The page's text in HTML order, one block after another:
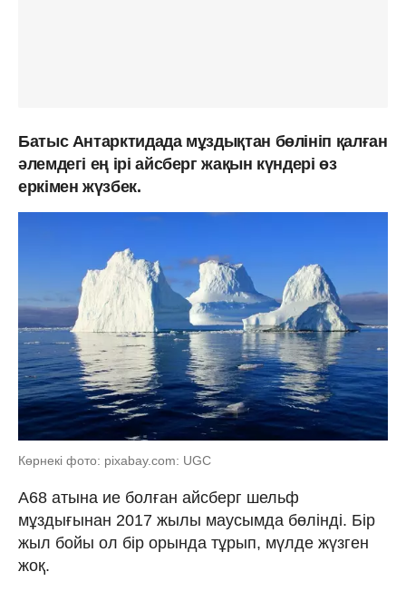
Батыс Антарктидада мұздықтан бөлініп қалған
әлемдегі ең ірі айсберг жақын күндері өз
еркімен жүзбек.
Көрнекі фото: pixabay.com: UGC
А68 атына ие болған айсберг шельф
мұздығынан 2017 жылы маусымда бөлінді. Бір
жыл бойы ол бір орында тұрып, мүлде жүзген
жоқ.